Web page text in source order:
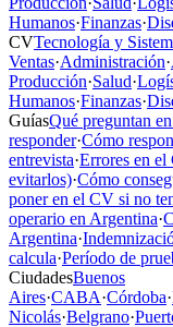
Humanos·Finanzas·
CVTecnología y
Ventas·Administración·
Producción·Salud·
Humanos·Finanzas·
GuíasQué preguntan
responder·Cómo
entrevista·Errores en el
evitarlos)·Cómo
poner en el CV si no
operario en Argentina·
Argentina·
calcula·Período de
CiudadesBuenos
Aires·CABA·Córdoba·
Nicolás·Belgrano·